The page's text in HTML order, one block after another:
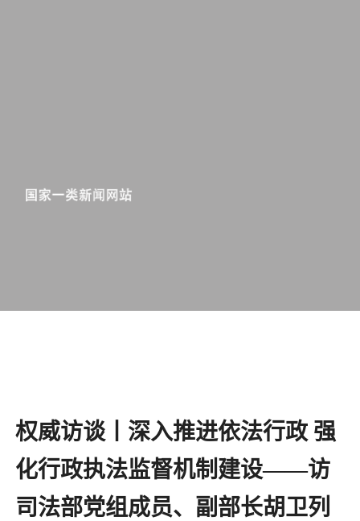
权威访谈丨深入推进依法行政 强
化行政执法监督机制建设——访
司法部党组成员、副部长胡卫列